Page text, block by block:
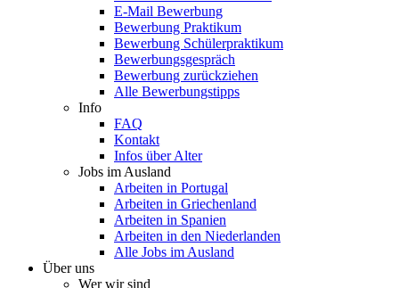
E-Mail Bewerbung
Bewerbung Praktikum
Bewerbung Schülerpraktikum
Bewerbungsgespräch
Bewerbung zurückziehen
Alle Bewerbungstipps
Info
FAQ
Kontakt
Infos über Alter
Jobs im Ausland
Arbeiten in Portugal
Arbeiten in Griechenland
Arbeiten in Spanien
Arbeiten in den Niederlanden
Alle Jobs im Ausland
Über uns
Wer wir sind